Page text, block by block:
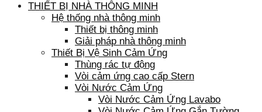
THIẾT BỊ NHÀ THÔNG MINH
Hệ thống nhà thông minh
Thiết bị thông minh
Giải pháp nhà thông minh
Thiết Bị Vệ Sinh Cảm Ứng
Thùng rác tự động
Vòi cảm ứng cao cấp Stern
Vòi Nước Cảm Ứng
Vòi Nước Cảm Ứng Lavabo